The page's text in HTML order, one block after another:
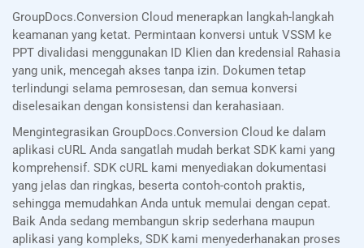
GroupDocs.Conversion Cloud menerapkan langkah-langkah
keamanan yang ketat. Permintaan konversi untuk VSSM ke
PPT divalidasi menggunakan ID Klien dan kredensial Rahasia
yang unik, mencegah akses tanpa izin. Dokumen tetap
terlindungi selama pemrosesan, dan semua konversi
diselesaikan dengan konsistensi dan kerahasiaan.
Mengintegrasikan GroupDocs.Conversion Cloud ke dalam
aplikasi cURL Anda sangatlah mudah berkat SDK kami yang
komprehensif. SDK cURL kami menyediakan dokumentasi
yang jelas dan ringkas, beserta contoh-contoh praktis,
sehingga memudahkan Anda untuk memulai dengan cepat.
Baik Anda sedang membangun skrip sederhana maupun
aplikasi yang kompleks, SDK kami menyederhanakan proses